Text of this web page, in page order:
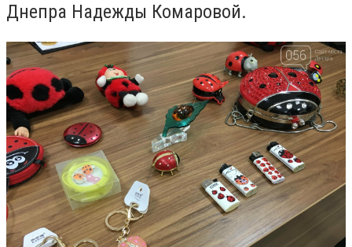
Днепра Надежды Комаровой.